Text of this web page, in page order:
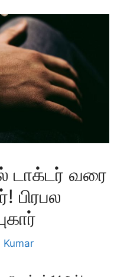
டாக்டர் வரை
பிரபல
Kumar